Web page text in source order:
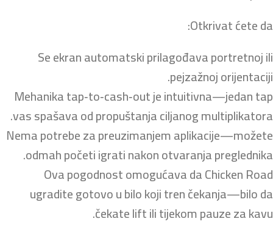
Otkrivat ćete da:
Se ekran automatski prilagođava portretnoj ili
pejzažnoj orijentaciji.
Mehanika tap‑to‑cash‑out je intuitivna—jedan tap
vas spašava od propuštanja ciljanog multiplikatora.
Nema potrebe za preuzimanjem aplikacije—možete
odmah početi igrati nakon otvaranja preglednika.
Ova pogodnost omogućava da Chicken Road
ugradite gotovo u bilo koji tren čekanja—bilo da
čekate lift ili tijekom pauze za kavu.